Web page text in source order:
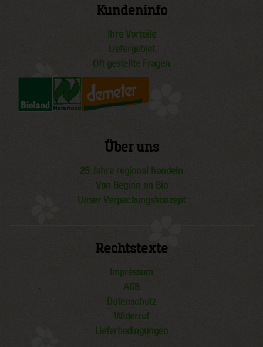
Kundeninfo
Ihre Vorteile
Liefergebiet
Oft gestellte Fragen
Über uns
25 Jahre regional handeln
Von Beginn an Bio
Unser Verpackungskonzept
Rechtstexte
Impressum
AGB
Datenschutz
Widerruf
Lieferbedingungen